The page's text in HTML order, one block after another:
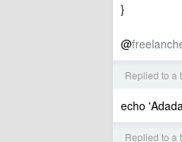
}
@
Replied to a
echo
Replied to a